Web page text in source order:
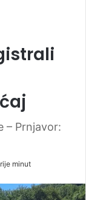
– Prnjavor:
minut